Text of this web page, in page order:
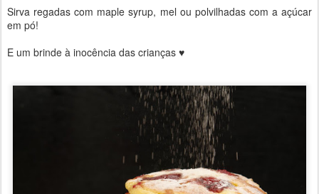
Sirva regadas com maple syrup, mel ou polvilhadas com a açúcar
em pó!
E um brinde à inocência das crianças ♥